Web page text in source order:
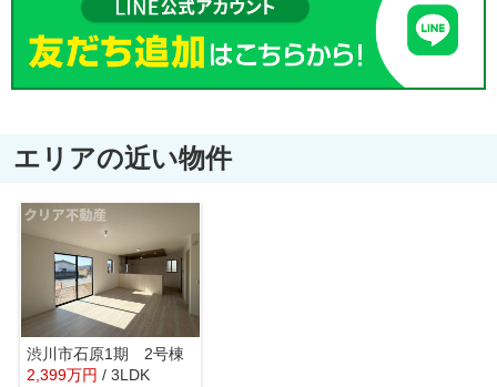
エリアの近い物件
渋川市石原1期 2号棟
2,399万円 / 3LDK